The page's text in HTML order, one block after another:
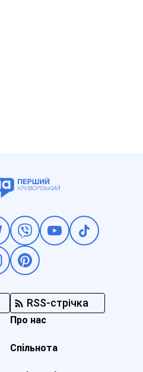
RSS-стрічка
Про нас
Спільнота